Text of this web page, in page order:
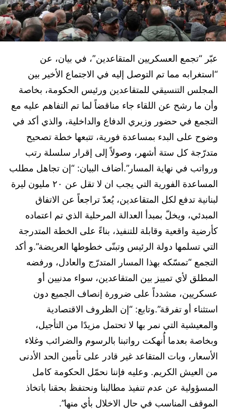
عبّر “تجمع العسكريين المتقاعدين”، في بيان، عن
“استغرابه مما تم التوصل إليه في الاجتماع الأخير بين
المجلس التنسيقي للمتقاعدين ورئيس الحكومة، بخاصة
وأن ما رشح عن اللقاء جاء مناقضاً لما تم التفاهم عليه مع
التجمع في حضور وزيري الدفاع والداخلية، والذي أكد في
وضوح على البدء بمساعدة فورية، تتبعها خطة تصحيح
متدرّجة كل ستة أشهر، وصولاً إلى إقرار سلسلة رتب
ورواتب في نهاية المسار”.أضاف البيان: “إن تجاهل مطلب
المساعدة الفورية التي يجب ان لا تقل عن ٢٠ مليون ليرة
لبنانية تدفع لكل المتقاعدين، يُعدّ تراجعاً عن الاتفاق
المبدئي، ويخلّ بمبدأ العدالة المرحلية الذي تم اعتماده
كأرضية واقعية وقابلة للتنفيذ، بناءً على الخطة المتدرجة
التي تسلمها دولة الرئيس وتبنّى خطوطها العريضة”.و أكد
التجمع “تمسّكه بهذا المسار المتدرّج والعادل، ورفضه
المطلق لأي تمييز بين المتقاعدين، سواء مدنيين أو
عسكريين، مشدداً على ضرورة إنصاف الجميع دون
استثناء أو تفرقة”.وتابع: “إن الظروف الاقتصادية
والمعيشية التي نمر بها لا تحتمل مزيدًا من التأجيل،
وبخاصة بعدما أُنهكت رواتبنا بالرسوم والضرائب وغلاء
الأسعار، وبات المتقاعد غير قادر على تأمين الحد الأدنى
من العيش الكريم. وعليه فإننا نحمّل الحكومة كامل
المسؤولية عن عدم تنفيذ مطالبنا ونحتفظ بحقنا باتخاذ
الموقف المناسب في حال الاخلال بأي منها”.